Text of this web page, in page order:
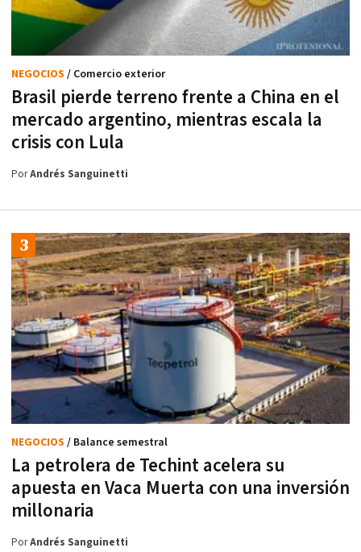
Brasil pierde terreno frente a China en el
mercado argentino, mientras escala la
crisis con Lula
NEGOCIOS / Comercio exterior
PorAndrés Sanguinetti
La petrolera de Techint acelera su
apuesta en Vaca Muerta con una inversión
millonaria
NEGOCIOS / Balance semestral
PorAndrés Sanguinetti